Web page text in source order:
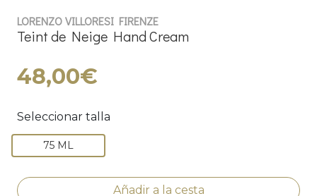
LORENZO VILLORESI FIRENZE
Teint de Neige Hand Cream
48,00€
Seleccionar talla
75 ML